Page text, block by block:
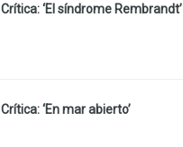
Crítica: ‘El síndrome Rembrandt’
Crítica: ‘En mar abierto’